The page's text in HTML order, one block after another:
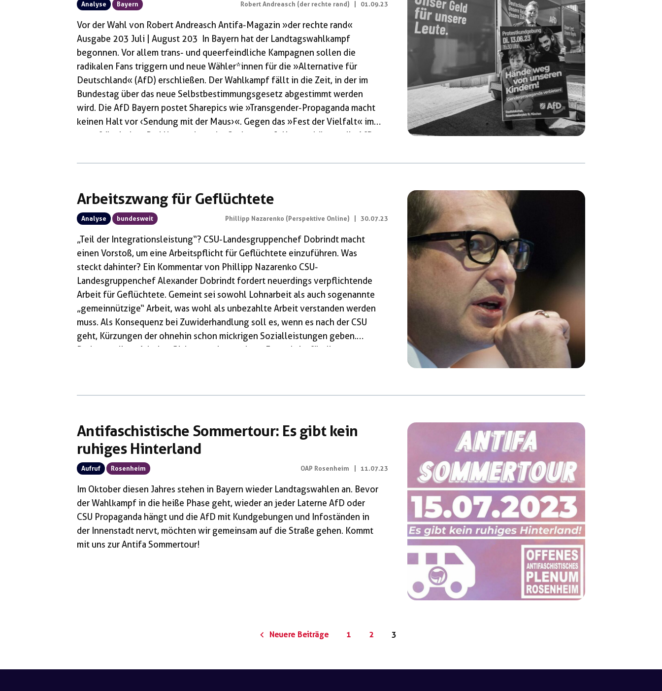
Analyse Bayern Robert Andreasch (der rechte rand) 01.09.23
Vor der Wahl von Robert Andreasch Antifa-Magazin »der rechte rand«
Ausgabe 203 Juli | August 203 In Bayern hat der Landtagswahlkampf
begonnen. Vor allem trans- und queerfeindliche Kampagnen sollen die
radikalen Fans triggern und neue Wähler*innen für die »Alternative für
Deutschland« (AfD) erschließen. Der Wahlkampf fällt in die Zeit, in der im
Bundestag über das neue Selbstbestimmungsgesetz abgestimmt werden
wird. Die AfD Bayern postet Sharepics wie »Transgender-Propaganda macht
keinen Halt vor ‹Sendung mit der Maus›«. Gegen das »Fest der Vielfalt« im
unterfränkischen Bad Neustadt an der Saale am 1. Juli 2023 hängte die AfD
die AfD bei der Landtagswahl in Bayern […]
Arbeitszwang für Geflüchtete
Analyse bundesweit Phillipp Nazarenko (Perspektive Online) 30.07.23
„Teil der Integrationsleistung“? CSU-Landesgruppenchef Dobrindt macht
einen Vorstoß, um eine Arbeitspflicht für Geflüchtete einzuführen. Was
steckt dahinter? Ein Kommentar von Phillipp Nazarenko CSU-
Landesgruppenchef Alexander Dobrindt fordert neuerdings verpflichtende
Arbeit für Geflüchtete. Gemeint sei sowohl Lohnarbeit als auch sogenannte
„gemeinnützige“ Arbeit, was wohl als unbezahlte Arbeit verstanden werden
muss. Als Konsequenz bei Zuwiderhandlung soll es, wenn es nach der CSU
geht, Kürzungen der ohnehin schon mickrigen Sozialleistungen geben.
Bedeutet diese Arbeitspflicht nun einen echten Fortschritt für die
Antifaschistische Sommertour: Es gibt kein
ruhiges Hinterland
Aufruf Rosenheim OAP Rosenheim 11.07.23
Im Oktober diesen Jahres stehen in Bayern wieder Landtagswahlen an. Bevor
der Wahlkampf in die heiße Phase geht, wieder an jeder Laterne AfD oder
CSU Propaganda hängt und die AfD mit Kundgebungen und Infoständen in
der Innenstadt nervt, möchten wir gemeinsam auf die Straße gehen. Kommt
mit uns zur Antifa Sommertour!
Neuere Beiträge 1 2 3